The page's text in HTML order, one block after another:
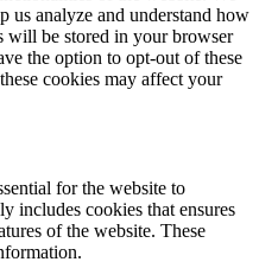
us analyze and understand how
will be stored in your browser
the option to opt-out of these
cookies may affect your
for the website to
includes cookies that ensures
of the website. These